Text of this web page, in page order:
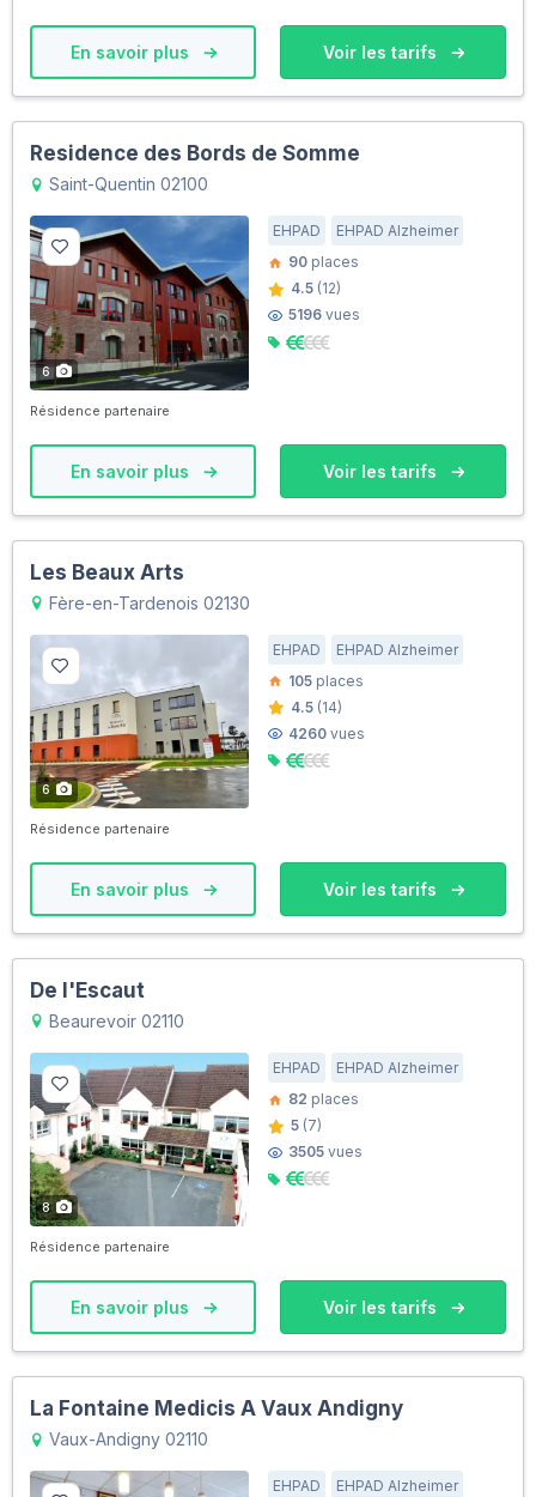
En savoir plus Voir les tarifs
Residence des Bords de Somme
Saint-Quentin 02100
6
EHPAD
EHPAD Alzheimer
90 places
4.5 (12)
5196 vues
Résidence partenaire
En savoir plus Voir les tarifs
Les Beaux Arts
Fère-en-Tardenois 02130
6
EHPAD
EHPAD Alzheimer
105 places
4.5 (14)
4260 vues
Résidence partenaire
En savoir plus Voir les tarifs
De l'Escaut
Beaurevoir 02110
8
EHPAD
EHPAD Alzheimer
82 places
5 (7)
3505 vues
Résidence partenaire
En savoir plus Voir les tarifs
La Fontaine Medicis A Vaux Andigny
Vaux-Andigny 02110
EHPAD
EHPAD Alzheimer